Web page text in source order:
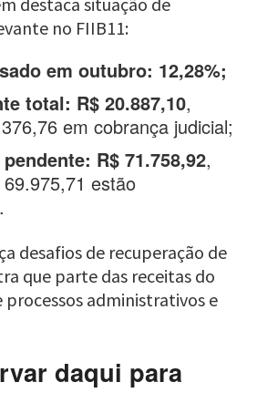
no FIIB11:
em outubro: 12,28%;
total: R$ 20.887,10,
em cobrança judicial;
R$ 71.758,92,
estão
desafios de recuperação de
que parte das receitas do
administrativos e
daqui para